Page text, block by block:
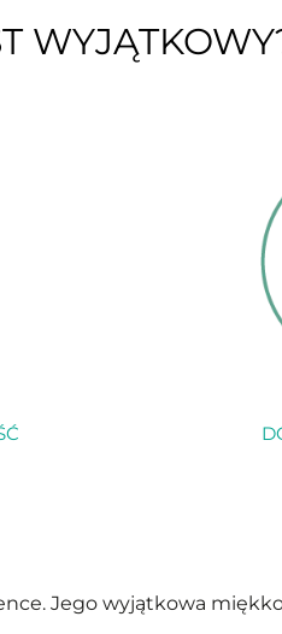
Jego wyjątkowa